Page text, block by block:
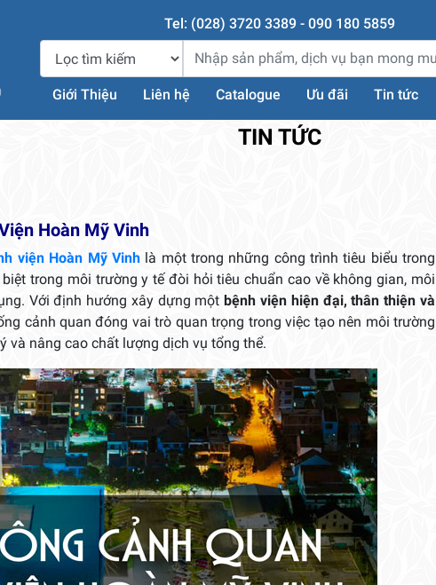
Tel: (028) 3720 3389 - 090 180 5859
Giới Thiệu Liên hệ Catalogue Ưu đãi Tin tức
TIN TỨC
Hoàn Mỹ Vinh
viện Hoàn Mỹ Vinhlà một trong những công trình tiêu biểu trong
trong môi trường y tế đòi hỏi tiêu chuẩn cao về không gian, môi
Với định hướng xây dựng mộtbệnh viện hiện đại, thân thiện và
cảnh quan đóng vai trò quan trọng trong việc tạo nên môi trường
và nâng cao chất lượng dịch vụ tổng thể.